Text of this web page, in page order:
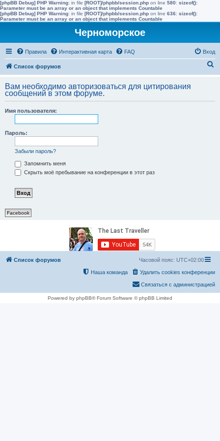
[phpBB Debug] PHP Warning: in file [ROOT]/phpbb/session.php on line 580: sizeof():
Parameter must be an array or an object that implements Countable
[phpBB Debug] PHP Warning: in file [ROOT]/phpbb/session.php on line 636: sizeof():
Parameter must be an array or an object that implements Countable
Черноморское
Правила Интерактивная карта FAQ Вход
Список форумов
с
Вам необходимо авторизоваться для цитирования
сообщений в этом форуме.
Имя пользователя:
Пароль:
Забыли пароль?
Запомнить меня
Скрыть моё пребывание на конференции в этот раз
Facebook
Список форумов Часовой пояс: UTC+02:00
Удалить cookies конференции
Наша команда
Связаться с администрацией
Powered by phpBB® Forum Software © phpBB Limited